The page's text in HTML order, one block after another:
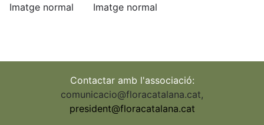
Imatge normal
Imatge normal
Contactar amb l'associació:
comunicacio@floracatalana.cat,
president@floracatalana.cat